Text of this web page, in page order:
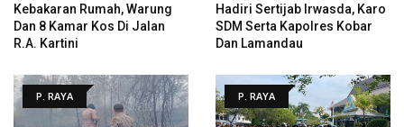
Kebakaran Rumah, Warung
Dan 8 Kamar Kos Di Jalan
R.A. Kartini
Hadiri Sertijab Irwasda, Karo
SDM Serta Kapolres Kobar
Dan Lamandau
P. RAYA P. RAYA